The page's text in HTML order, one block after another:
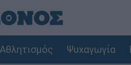
Αθλητισμός Ψυχαγωγία